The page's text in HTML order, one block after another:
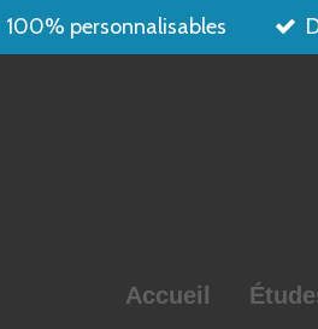
100% personnalisables
Accueil